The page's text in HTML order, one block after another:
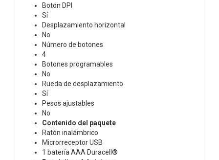
Botón DPI
Sí
Desplazamiento horizontal
No
Número de botones
4
Botones programables
No
Rueda de desplazamiento
Sí
Pesos ajustables
No
Contenido del paquete
Ratón inalámbrico
Microrreceptor USB
1 batería AAA Duracell®